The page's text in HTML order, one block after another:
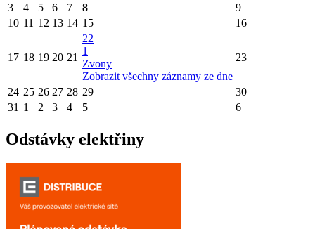
3
4 5 6 7 8
9
10 11 12 13 14 15 16
17 18 19 20 21
22
1
Zvony
Zobrazit všechny záznamy ze dne
23
24 25 26 27 28 29
30
31 1 2 3 4 5 6
Odstávky elektřiny